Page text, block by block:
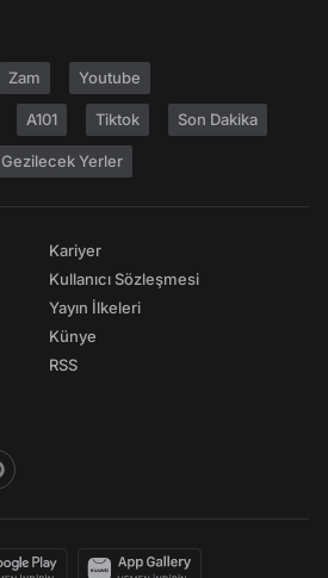
Zam Youtube
A101 Tiktok Son Dakika
Gezilecek Yerler
Kariyer
Kullanıcı Sözleşmesi
Yayın İlkeleri
Künye
RSS